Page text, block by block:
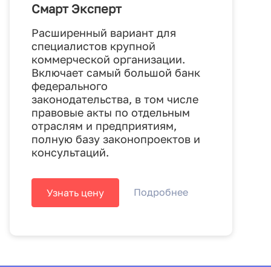
Смарт Эксперт
Расширенный вариант для
специалистов крупной
коммерческой организации.
Включает самый большой банк
федерального
законодательства, в том числе
правовые акты по отдельным
отраслям и предприятиям,
полную базу законопроектов и
консультаций.
Узнать цену Подробнее